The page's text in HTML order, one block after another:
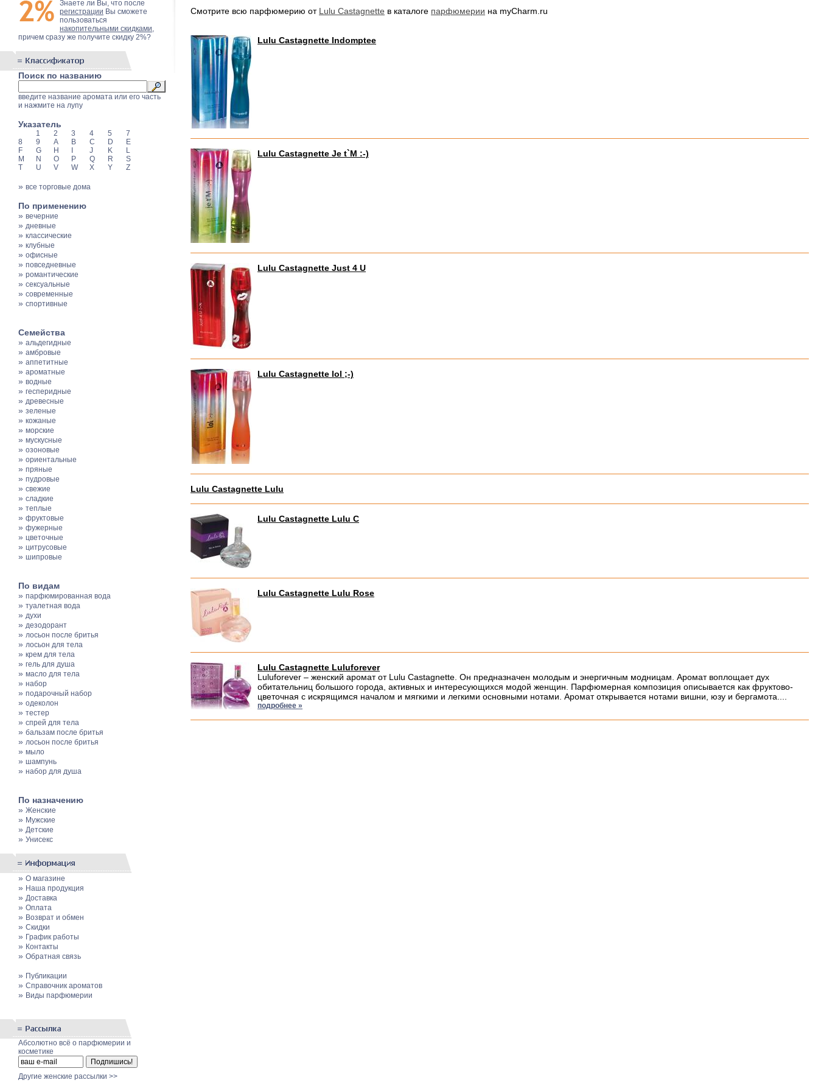
Знаете ли Вы, что после
регистрации Вы сможете
пользоваться
накопительными скидками,
причем сразу же получите скидку 2%?
Поиск по названию
введите название аромата или его часть
и нажмите на лупу
Указатель
1 2 3 4 5
7
8
9 A B C D
E
F
G H J K
L
M
N O P Q R
S
T
U V W X Y Z
» все торговые дома
По применению
» вечерние
» дневные
» классические
» клубные
» офисные
» повседневные
» романтические
» сексуальные
» современные
» спортивные
Семейства
» альдегидные
» амбровые
» аппетитные
» ароматные
» водные
» гесперидные
» древесные
» зеленые
» кожаные
» морские
» мускусные
» озоновые
» ориентальные
» пряные
» пудровые
» свежие
» сладкие
» теплые
» фруктовые
» фужерные
» цветочные
» цитрусовые
» шипровые
По видам
» парфюмированная вода
» туалетная вода
» духи
» дезодорант
» лосьон после бритья
» лосьон для тела
» крем для тела
» гель для душа
» масло для тела
» набор
» подарочный набор
» одеколон
» тестер
» спрей для тела
» бальзам после бритья
» лосьон после бритья
» мыло
» шампунь
» набор для душа
По назначению
» Женские
» Мужские
» Детские
» Унисекс
» О магазине
» Наша продукция
» Доставка
» Оплата
» Возврат и обмен
» Скидки
» График работы
» Контакты
» Обратная связь
» Публикации
» Cправочник ароматов
» Виды парфюмерии
Абсолютно всё о парфюмерии и
косметике
Другие женские рассылки >>
Смотрите всю парфюмерию от Lulu Castagnette в каталоге парфюмерии на myCharm.ru
Lulu Castagnette Indomptee
Lulu Castagnette Je t`M :-)
Lulu Castagnette Just 4 U
Lulu Castagnette lol ;-)
Lulu Castagnette Lulu
Lulu Castagnette Lulu C
Lulu Castagnette Lulu Rose
Lulu Castagnette Luluforever
Luluforever – женский аромат от Lulu Castagnette. Он предназначен молодым и энергичным модницам. Аромат воплощает дух
обитательниц большого города, активных и интересующихся модой женщин. Парфюмерная композиция описывается как фруктово-
цветочная с искрящимся началом и мягкими и легкими основными нотами. Аромат открывается нотами вишни, юзу и бергамота....
подробнее »